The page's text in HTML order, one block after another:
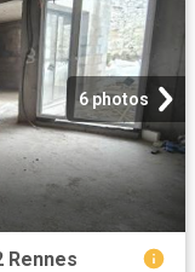
6 photos
Rennes